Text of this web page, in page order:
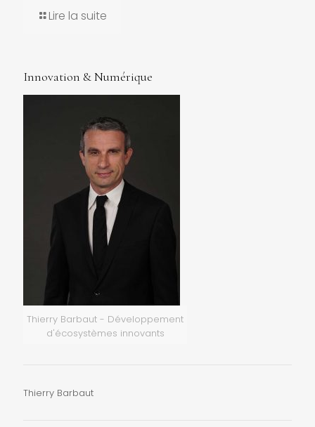
Lire la suite
Innovation & Numérique
Thierry Barbaut - Développement
d'écosystèmes innovants
Thierry Barbaut